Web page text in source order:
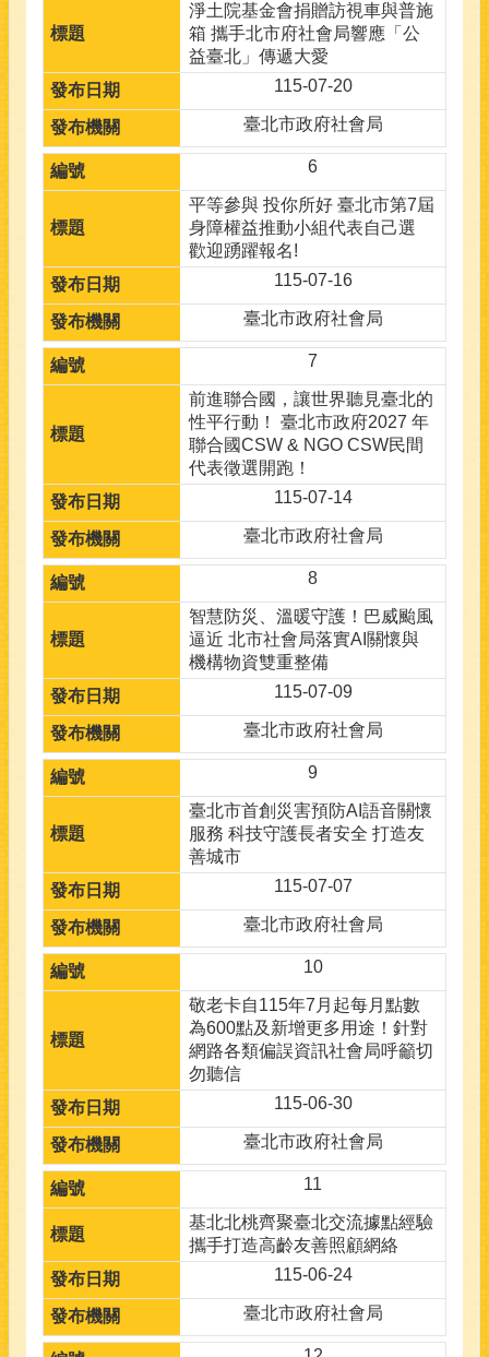
淨土院基金會捐贈訪視車與普施
箱 攜手北市府社會局響應「公
益臺北」傳遞大愛
115-07-20
臺北市政府社會局
6
平等參與 投你所好 臺北市第7屆
身障權益推動小組代表自己選
歡迎踴躍報名!
115-07-16
臺北市政府社會局
7
前進聯合國，讓世界聽見臺北的
性平行動！ 臺北市政府2027 年
聯合國CSW & NGO CSW民間
代表徵選開跑！
115-07-14
臺北市政府社會局
8
智慧防災、溫暖守護！巴威颱風
逼近 北市社會局落實AI關懷與
機構物資雙重整備
115-07-09
臺北市政府社會局
9
臺北市首創災害預防AI語音關懷
服務 科技守護長者安全 打造友
善城市
115-07-07
臺北市政府社會局
10
敬老卡自115年7月起每月點數
為600點及新增更多用途！針對
網路各類偏誤資訊社會局呼籲切
勿聽信
115-06-30
臺北市政府社會局
11
基北北桃齊聚臺北交流據點經驗
攜手打造高齡友善照顧網絡
115-06-24
臺北市政府社會局